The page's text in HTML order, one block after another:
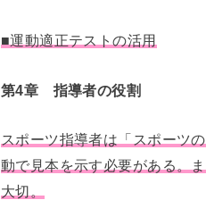
■運動適正テストの活用
第4章 指導者の役割
スポーツ指導者は「スポーツ
動で見本を示す必要がある。
大切。